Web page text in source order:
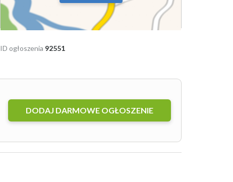
ID ogłoszenia 92551
DODAJ DARMOWE OGŁOSZENIE